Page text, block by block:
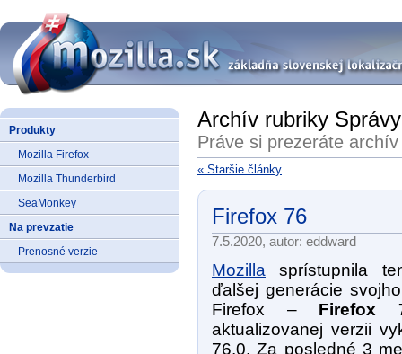
Produkty
Mozilla Firefox
Mozilla Thunderbird
SeaMonkey
Na prevzatie
Prenosné verzie
Archív rubriky Správy
Práve si prezeráte
« Staršie články
Firefox 76
7.5.2020, autor: eddward
Mozilla sprístupnila
ďalšej generácie
Firefox – Firefox
aktualizovanej verzii
76.0. Za posledné 3